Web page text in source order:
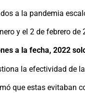
a la pandemia
y el 2 de febrero
a la fecha, 2022
la efectividad de
que estas evitaban